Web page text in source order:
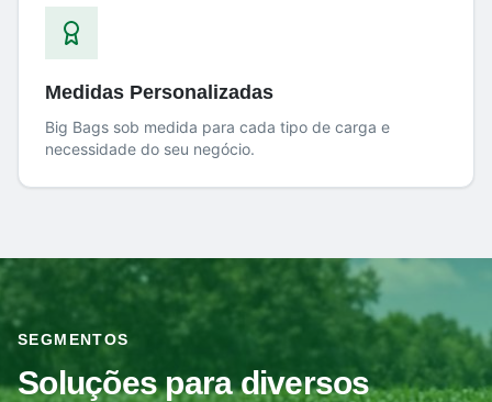
Medidas Personalizadas
Big Bags sob medida para cada tipo de carga e
necessidade do seu negócio.
SEGMENTOS
Soluções para diversos